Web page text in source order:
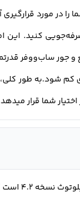
را در مورد
کنید. این
و جور ساب‌ووفر
کم شود.به طور کلی،
شما قرار
این ساندبار با ویژگی‌های متفاوت و